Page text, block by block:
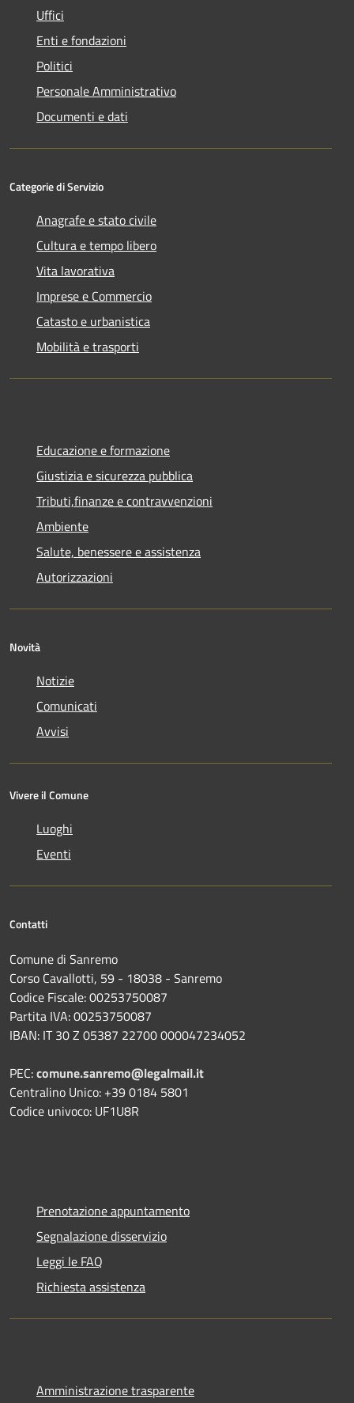
Uffici
Enti e fondazioni
Politici
Personale Amministrativo
Documenti e dati
Categorie di Servizio
Anagrafe e stato civile
Cultura e tempo libero
Vita lavorativa
Imprese e Commercio
Catasto e urbanistica
Mobilità e trasporti
Educazione e formazione
Giustizia e sicurezza pubblica
Tributi,finanze e contravvenzioni
Ambiente
Salute, benessere e assistenza
Autorizzazioni
Novità
Notizie
Comunicati
Avvisi
Vivere il Comune
Luoghi
Eventi
Contatti
Comune di Sanremo
Corso Cavallotti, 59 - 18038 - Sanremo
Codice Fiscale: 00253750087
Partita IVA: 00253750087
IBAN: IT 30 Z 05387 22700 000047234052
PEC:comune.sanremo@legalmail.it
Centralino Unico: +39 0184 5801
Codice univoco: UF1U8R
Prenotazione appuntamento
Segnalazione disservizio
Leggi le FAQ
Richiesta assistenza
Amministrazione trasparente